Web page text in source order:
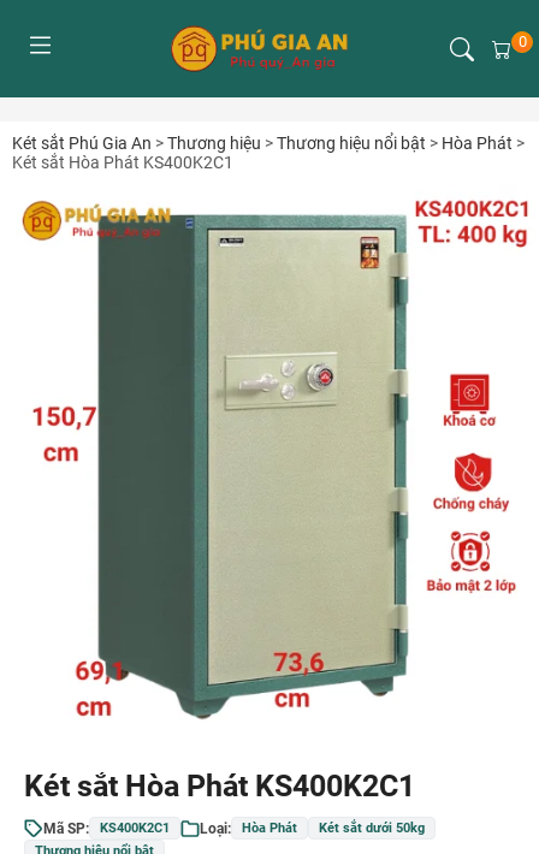
0
Két sắt Phú Gia An >Thương hiệu >Thương hiệu nổi bật > Hòa Phát >
Két sắt Hòa Phát KS400K2C1
Két sắt Hòa Phát KS400K2C1
Mã SP: KS400K2C1 Loại: Hòa Phát
Két sắt dưới 50kg